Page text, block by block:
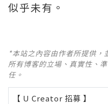
似乎未有。
*本站之內容由作者所提供
所有博客的立場、真實性、
任。
【 U Creator 招募 】